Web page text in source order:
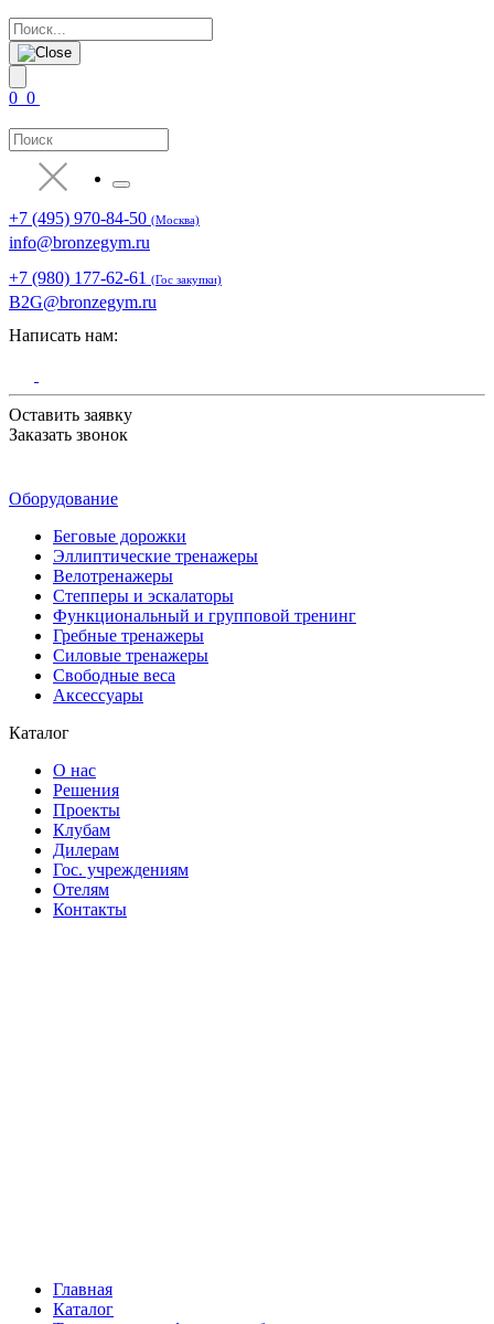
0 0
+7 (495) 970-84-50 (Москва)
info@bronzegym.ru
+7 (980) 177-62-61 (Гос закупки)
B2G@bronzegym.ru
Написать нам:
Оставить заявку
Заказать звонок
Оборудование
Беговые дорожки
Эллиптические тренажеры
Велотренажеры
Степперы и эскалаторы
Функциональный и групповой тренинг
Гребные тренажеры
Силовые тренажеры
Свободные веса
Аксессуары
Каталог
О нас
Решения
Проекты
Клубам
Дилерам
Гос. учреждениям
Отелям
Контакты
Главная
Каталог